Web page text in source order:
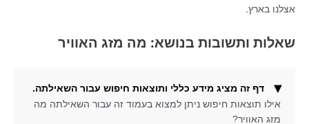
אצלנו בארץ.
שאלות ותשובות בנושא: מה מזג האוויר
דף זה מציג מידע כללי ותוצאות חיפוש עבור השאילתה.
אילו תוצאות חיפוש ניתן למצוא בעמוד זה עבור השאילתה מה
מזג האוויר?